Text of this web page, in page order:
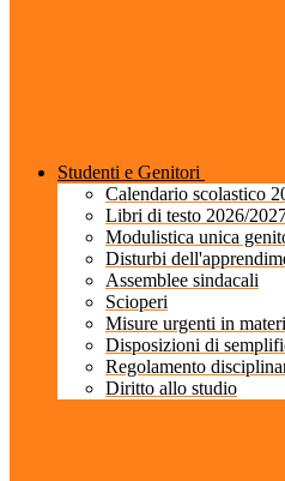
Studenti e Genitori
Calendario scolastico
Libri di testo 2026/
Modulistica unica
Disturbi
Assemblee sindacali
Scioperi
Misure urgenti in
Disposizioni di
Regolamento
Diritto allo studio